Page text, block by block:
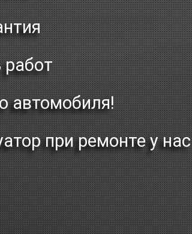
автомобиля!
при ремонте у нас